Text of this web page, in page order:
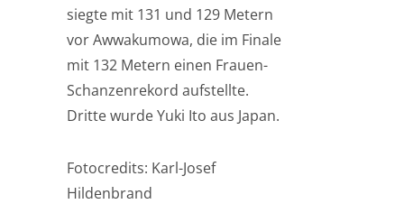
siegte mit 131 und 129 Metern
vor Awwakumowa, die im Finale
mit 132 Metern einen Frauen-
Schanzenrekord aufstellte.
Dritte wurde Yuki Ito aus Japan.
Fotocredits: Karl-Josef
Hildenbrand